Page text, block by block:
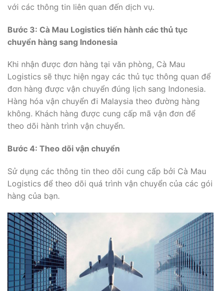
với các thông tin liên quan đến dịch vụ.
Bước 3: Cà Mau Logistics tiến hành các thủ tục
chuyển hàng sang Indonesia
Khi nhận được đơn hàng tại văn phòng, Cà Mau
Logistics sẽ thực hiện ngay các thủ tục thông quan để
đơn hàng được vận chuyển đúng lịch sang Indonesia.
Hàng hóa vận chuyển đi Malaysia theo đường hàng
không. Khách hàng được cung cấp mã vận đơn để
theo dõi hành trình vận chuyển.
Bước 4: Theo dõi vận chuyển
Sử dụng các thông tin theo dõi cung cấp bởi Cà Mau
Logistics để theo dõi quá trình vận chuyển của các gói
hàng của bạn.